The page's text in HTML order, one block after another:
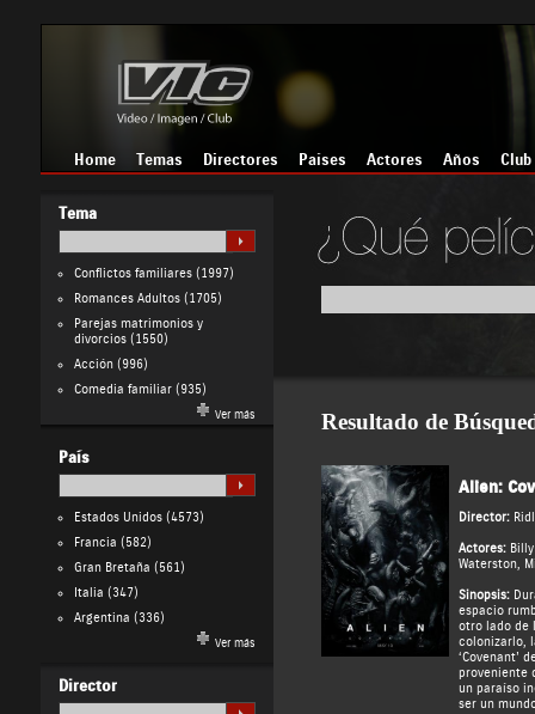
Home Temas Directores Países Actores Años Club
Tema
Conflictos familiares(1997)
Romances Adultos(1705)
Parejas matrimonios y
divorcios(1550)
Acción(996)
Comedia familiar(935)
Ver más
País
Estados Unidos(4573)
Francia (582)
Gran Bretaña (561)
Italia (347)
Argentina (336)
Ver más
Director
Resultado de
Alien:
Director:
Actores:
Waterston,
Sinopsis:
espacio
otro lado de
colonizarlo,
‘Covenant’
proveniente
un paraíso
ser un